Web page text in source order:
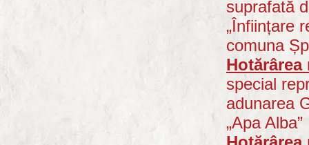
suprafată
„Înființare
comuna
Hotărârea
special
adunarea
„Apa Alba”